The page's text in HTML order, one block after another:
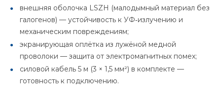
внешняя оболочка LSZH (малодымный материал без
галогенов) — устойчивость к УФ‑излучению и
механическим повреждениям;
экранирующая оплётка из лужёной медной
проволоки — защита от электромагнитных помех;
силовой кабель 5 м (3 × 1,5 мм²) в комплекте —
готовность к подключению.